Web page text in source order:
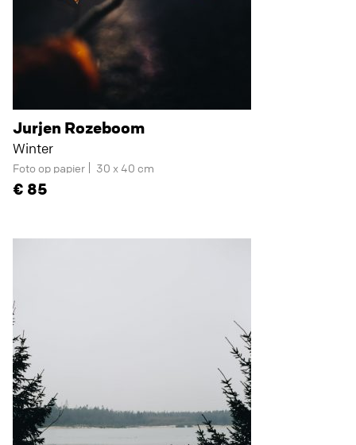
Jurjen Rozeboom
Winter
Foto op papier 30 x 40 cm
85